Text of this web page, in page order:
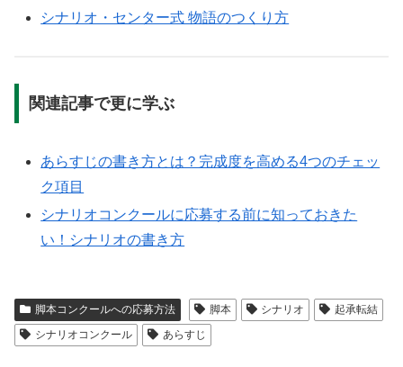
シナリオ・センター式 物語のつくり方
関連記事で更に学ぶ
あらすじの書き方とは？完成度を高める4つのチェッ
ク項目
シナリオコンクールに応募する前に知っておきた
い！シナリオの書き方
脚本コンクールへの応募方法 脚本 シナリオ
起承転結
シナリオコンクール
あらすじ